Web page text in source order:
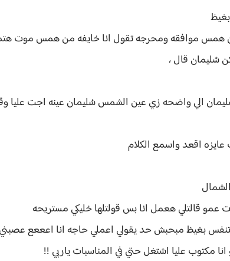
همس موافقه ومحرجه تقول انا خايفه من همس موت
سُليمان قال ،
الي واضحه زي عين الشمس سُليمان عينه اجت عليا
اقعد واسمع الكلام
قالتلي هعمل انا بس قولتلها خليكي مستريحه
بغيظ مبحبش حد يقولي اعملي حاجه انا اعععع
مكتوب عليا اشتغل حتي في المناسبات ياربي !!